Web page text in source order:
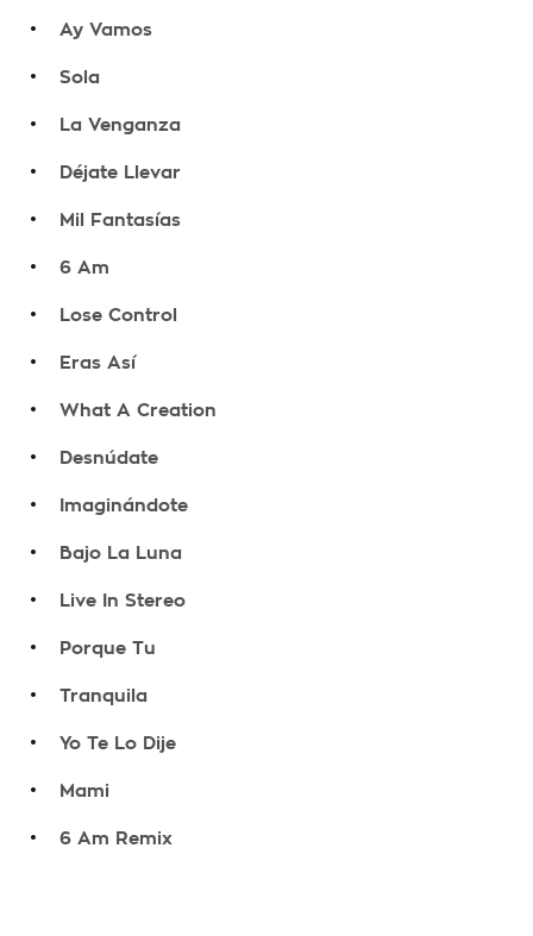
. Ay Vamos
. Sola
. La Venganza
. Déjate Llevar
. Mil Fantasías
. 6 Am
. Lose Control
. Eras Así
. What A Creation
. Desnúdate
. Imaginándote
. Bajo La Luna
. Live In Stereo
. Porque Tu
. Tranquila
. Yo Te Lo Dije
. Mami
. 6 Am Remix